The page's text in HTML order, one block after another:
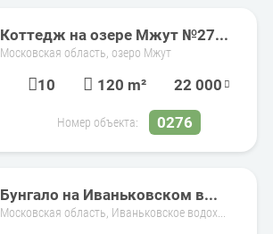
Коттедж на озере Мжут №27...
Московская область, озеро Мжут
10 120 m² 22 000
Номер объекта: 0276
Бунгало на Иваньковском в...
Московская область, Иваньковское водох...